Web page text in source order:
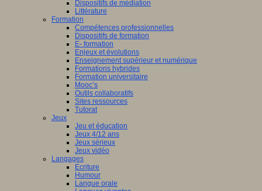
Dispositifs de médiation
Littérature
Formation
Compétences professionnelles
Dispositifs de formation
E- formation
Enjeux et évolutions
Enseignement supérieur et numérique
Formations hybrides
Formation universitaire
Mooc’s
Outils collaboratifs
Sites ressources
Tutorat
Jeux
Jeu et éducation
Jeux 4/12 ans
Jeux sérieux
Jeux vidéo
Langages
Ecriture
Humour
Langue orale